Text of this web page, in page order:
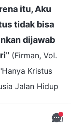
itu, Aku
tidak bisa
dijawab
" (Firman, Vol.
Kristus
Jalan Hidup